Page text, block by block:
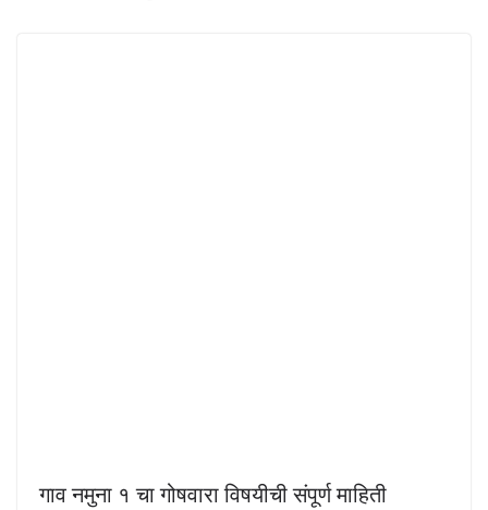
गाव नमुना १ चा गोषवारा विषयीची संपूर्ण माहिती